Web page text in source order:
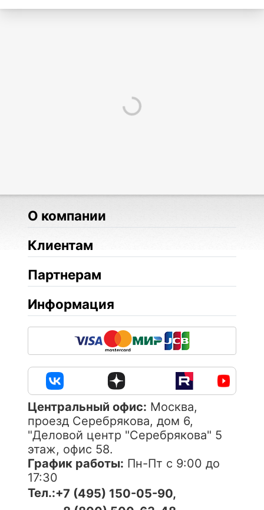
О компании
Клиентам
Партнерам
Информация
Центральный офис: Москва,
проезд Серебрякова, дом 6,
"Деловой центр "Серебрякова" 5
этаж, офис 58.
График работы: Пн-Пт с 9:00 до
17:30
Тел.:+7 (495) 150-05-90,